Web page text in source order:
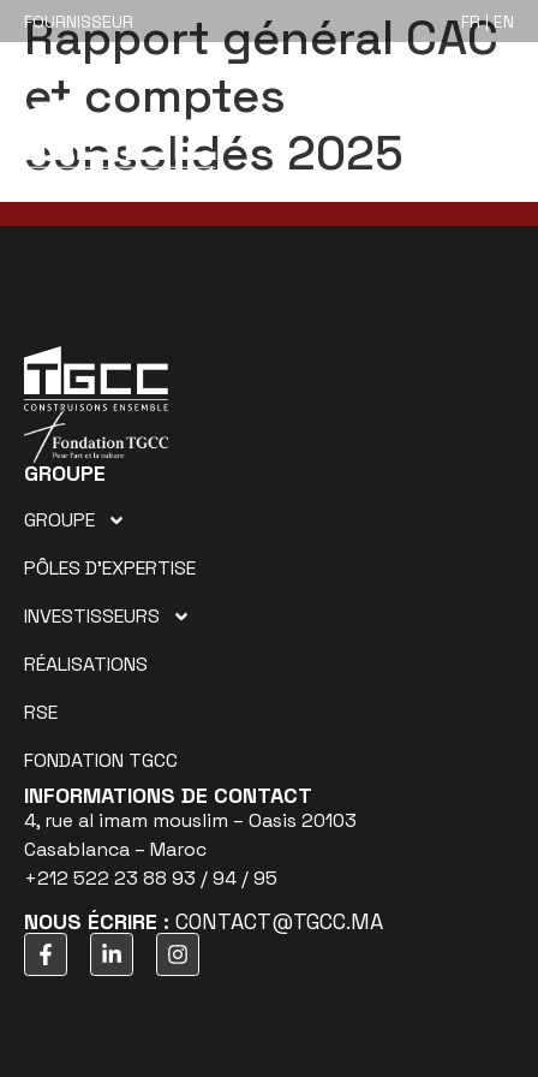
FOURNISSEUR FR | EN
Rapport général CAC
et comptes
consolidés 2025
GROUPE
GROUPE
PÔLES D’EXPERTISE
INVESTISSEURS
RÉALISATIONS
RSE
FONDATION TGCC
INFORMATIONS DE CONTACT
4, rue al imam mouslim – Oasis 20103
Casablanca – Maroc
+212 522 23 88 93 / 94 / 95
NOUS ÉCRIRE : CONTACT@TGCC.MA